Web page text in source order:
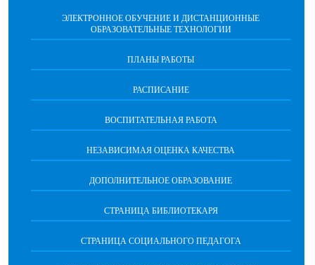
ЭЛЕКТРОННОЕ ОБУЧЕНИЕ И ДИСТАНЦИОННЫЕ
ОБРАЗОВАТЕЛЬНЫЕ ТЕХНОЛОГИИ
ПЛАНЫ РАБОТЫ
РАСПИСАНИЕ
ВОСПИТАТЕЛЬНАЯ РАБОТА
НЕЗАВИСИМАЯ ОЦЕНКА КАЧЕСТВА
ДОПОЛНИТЕЛЬНОЕ ОБРАЗОВАНИЕ
СТРАНИЦА БИБЛИОТЕКАРЯ
СТРАНИЦА СОЦИАЛЬНОГО ПЕДАГОГА